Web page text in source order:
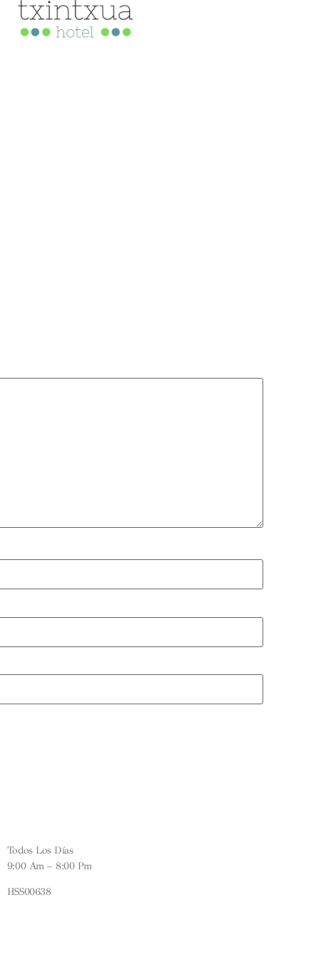
Todos Los Días
9:00 Am – 8:00 Pm
HSS00638